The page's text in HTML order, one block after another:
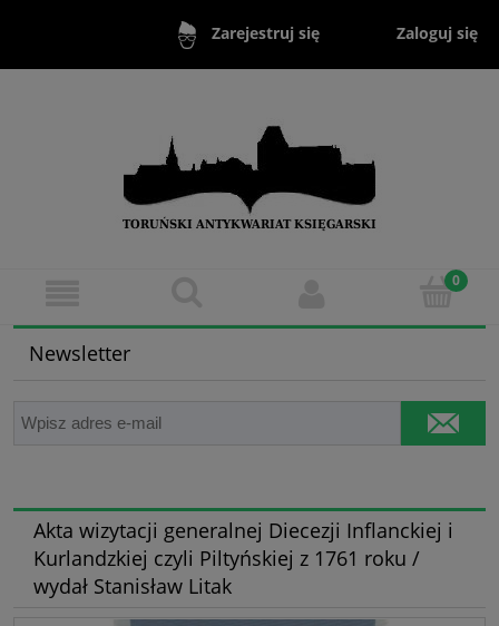
Zarejestruj się Zaloguj się
Newsletter
Akta wizytacji generalnej Diecezji Inflanckiej i
Kurlandzkiej czyli Piltyńskiej z 1761 roku /
wydał Stanisław Litak